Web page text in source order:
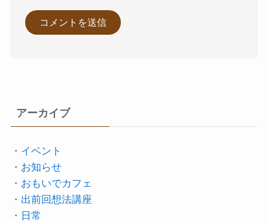
アーカイブ
・ イベント
・ お知らせ
・ おもいでカフェ
・ 出前回想法講座
・ 日常